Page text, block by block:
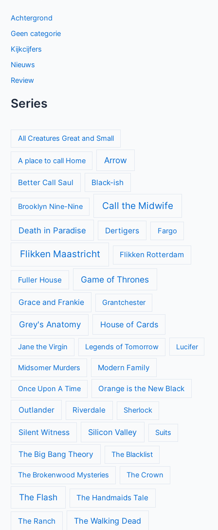
Achtergrond
Geen categorie
Kijkcijfers
Nieuws
Review
Series
All Creatures Great and Small
A place to call Home Arrow
Better Call Saul Black-ish
Brooklyn Nine-Nine Call the Midwife
Death in Paradise Dertigers Fargo
Flikken Maastricht Flikken Rotterdam
Fuller House Game of Thrones
Grace and Frankie Grantchester
Grey's Anatomy House of Cards
Jane the Virgin Legends of Tomorrow Lucifer
Midsomer Murders Modern Family
Once Upon A Time Orange is the New Black
Outlander Riverdale Sherlock
Silent Witness Silicon Valley Suits
The Big Bang Theory The Blacklist
The Brokenwood Mysteries The Crown
The Flash The Handmaids Tale
The Ranch The Walking Dead